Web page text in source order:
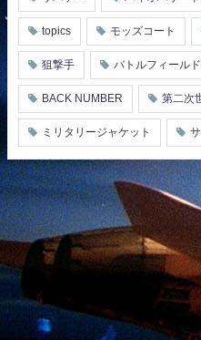
topics モッズコート
狙撃手 バトルフィールド
BACK NUMBER 第二次
ミリタリージャケット